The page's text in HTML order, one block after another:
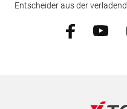
Entscheider aus der